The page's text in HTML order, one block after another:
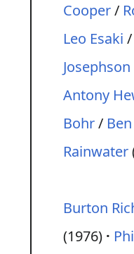
Cooper/
Leo Esaki /
Josephson
Antony
Bohr/
Rainwater
Burton
(1976)